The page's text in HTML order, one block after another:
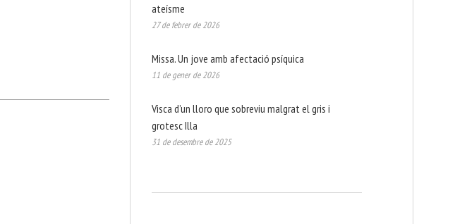
ateísme
27 de febrer de 2026
Missa. Un jove amb afectació psíquica
11 de gener de 2026
Visca d’un lloro que sobreviu malgrat el gris i
grotesc Illa
31 de desembre de 2025